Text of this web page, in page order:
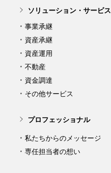
ソリューション・サービス
事業承継
資産承継
資産運用
不動産
資金調達
その他サービス
プロフェッショナル
私たちからのメッセージ
専任担当者の想い